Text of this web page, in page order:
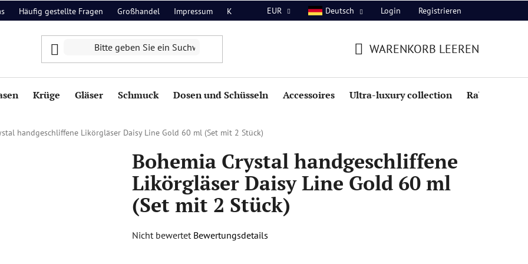
Häufig gestellte Fragen Großhandel Impressum Kontakt EUR Deutsch Login Registrieren
WARENKORB LEEREN
Krüge Gläser Schmuck Dosen und Schüsseln Accessoires Ultra-luxury collection Rabatte
handgeschliffene Likörgläser Daisy Line Gold 60 ml (Set mit 2 Stück)
Bohemia Crystal handgeschliffene
Likörgläser Daisy Line Gold 60 ml
(Set mit 2 Stück)
Die
Nicht bewertet Bewertungsdetails